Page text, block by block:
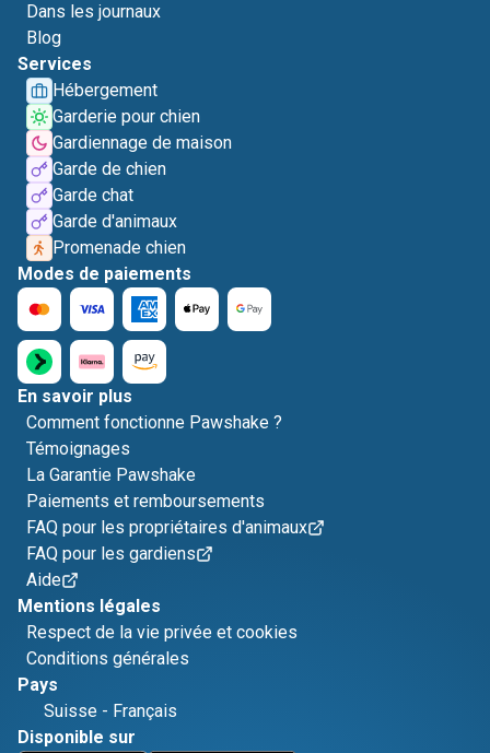
Dans les journaux
Blog
Services
Hébergement
Garderie pour chien
Gardiennage de maison
Garde de chien
Garde chat
Garde d'animaux
Promenade chien
Modes de paiements
En savoir plus
Comment fonctionne Pawshake ?
Témoignages
La Garantie Pawshake
Paiements et remboursements
FAQ pour les propriétaires d'animaux
FAQ pour les gardiens
Aide
Mentions légales
Respect de la vie privée et cookies
Conditions générales
Pays
Suisse - Français
Disponible sur